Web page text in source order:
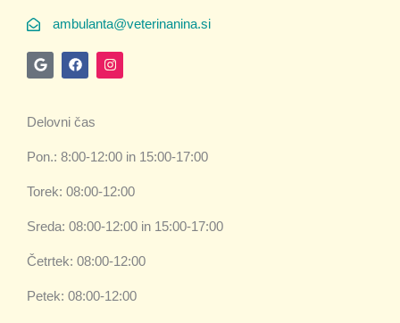
ambulanta@veterinanina.si
G
o
e
F
a
o
k
I
n
a
m
Delovni čas
Pon.: 8:00-12:00 in 15:00-17:00
Torek: 08:00-12:00
Sreda: 08:00-12:00 in 15:00-17:00
Četrtek: 08:00-12:00
Petek: 08:00-12:00